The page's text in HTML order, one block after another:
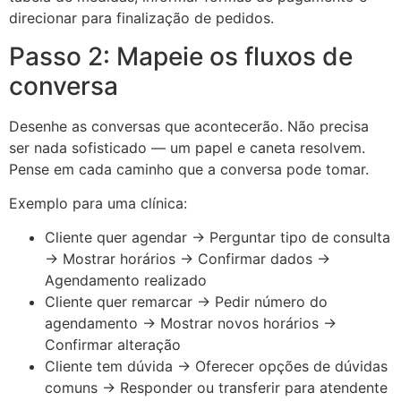
direcionar para finalização de pedidos.
Passo 2: Mapeie os fluxos de
conversa
Desenhe as conversas que acontecerão. Não precisa
ser nada sofisticado — um papel e caneta resolvem.
Pense em cada caminho que a conversa pode tomar.
Exemplo para uma clínica:
Cliente quer agendar → Perguntar tipo de consulta
→ Mostrar horários → Confirmar dados →
Agendamento realizado
Cliente quer remarcar → Pedir número do
agendamento → Mostrar novos horários →
Confirmar alteração
Cliente tem dúvida → Oferecer opções de dúvidas
comuns → Responder ou transferir para atendente